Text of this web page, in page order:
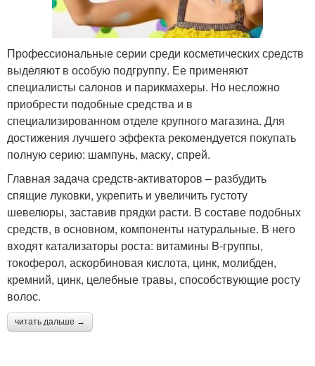
Профессиональные серии среди косметических средств
выделяют в особую подгруппу. Ее применяют
специалисты салонов и парикмахеры. Но несложно
приобрести подобные средства и в
специализированном отделе крупного магазина. Для
достижения лучшего эффекта рекомендуется покупать
полную серию: шампунь, маску, спрей.
Главная задача средств-активаторов – разбудить
спящие луковки, укрепить и увеличить густоту
шевелюры, заставив прядки расти. В составе подобных
средств, в основном, компоненты натуральные. В него
входят катализаторы роста: витамины B-группы,
токоферол, аскорбиновая кислота, цинк, молибден,
кремний, цинк, целебные травы, способствующие росту
волос.
читать дальше →